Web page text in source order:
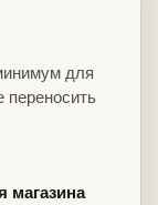
для
переносить
магазина